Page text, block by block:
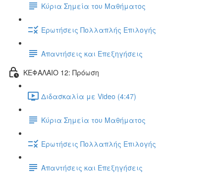
Κύρια Σημεία του Μαθήματος
Ερωτήσεις Πολλαπλής Επιλογής
Απαντήσεις και Επεξηγήσεις
ΚΕΦΑΛΑΙΟ 12: Πρόωση
Διδασκαλία με Video (4:47)
Κύρια Σημεία του Μαθήματος
Ερωτήσεις Πολλαπλής Επιλογής
Απαντήσεις και Επεξηγήσεις